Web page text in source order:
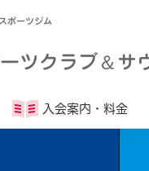
ポーツジム
ツクラブ＆サ
入会案内・ 料金